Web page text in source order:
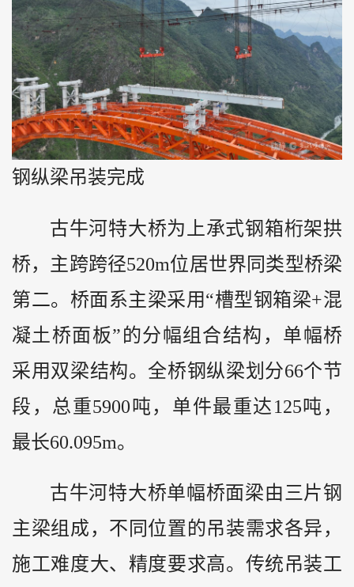
钢纵梁吊装完成
古牛河特大桥为上承式钢箱桁架拱
桥，主跨跨径520m位居世界同类型桥梁
第二。桥面系主梁采用“槽型钢箱梁+混
凝土桥面板”的分幅组合结构，单幅桥
采用双梁结构。全桥钢纵梁划分66个节
段，总重5900吨，单件最重达125吨，
最长60.095m。
古牛河特大桥单幅桥面梁由三片钢
主梁组成，不同位置的吊装需求各异，
施工难度大、精度要求高。传统吊装工